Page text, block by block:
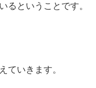
るということです。
ていきます。